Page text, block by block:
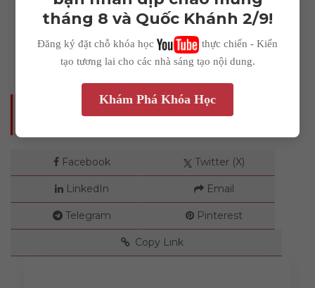
CHIA SẺ BÀI VIẾT
Facebook Twitter (X)
LinkedIn Email
Telegram Pinterest
Copy Link
Impressions
tháng 8 và Quốc Khánh 2/9!
Đăng ký đặt chỗ khóa học
thực chiến - Kiến
tạo tương lai cho các nhà sáng tạo nội dung.
Khám Phá Khóa Học